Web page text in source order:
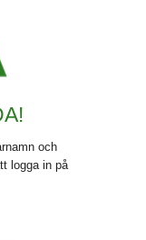
och
logga in på